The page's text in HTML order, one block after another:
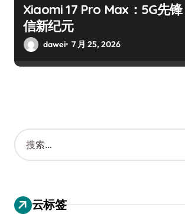
Xiaomi 17 Pro Max：5G先
信新纪元
dawei 7 月 25, 2026
搜
索
：
云标签